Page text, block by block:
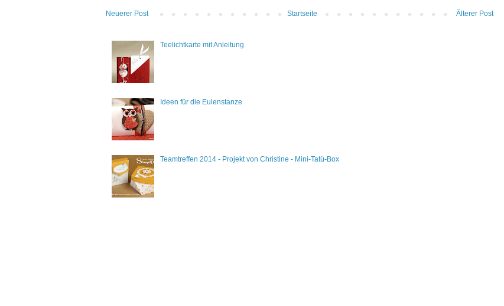
Neuerer Post Älterer Post
Startseite
Teelichtkarte mit Anleitung
Ideen für die Eulenstanze
Teamtreffen 2014 - Projekt von Christine - Mini-Tatü-Box